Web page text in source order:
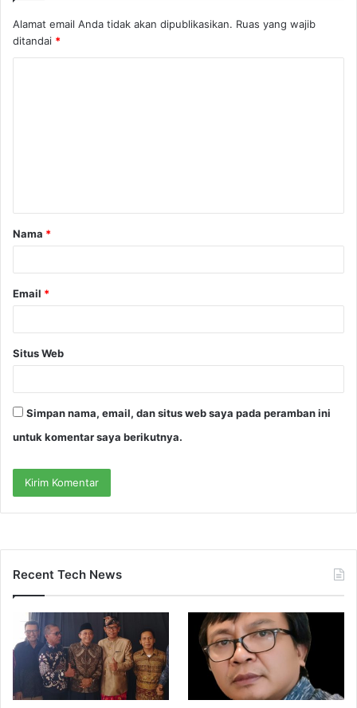
Alamat email Anda tidak akan dipublikasikan. Ruas yang wajib
ditandai *
a
r
Nama *
Email *
Situs Web
Simpan nama, email, dan situs web saya pada peramban ini
untuk komentar saya berikutnya.
Recent Tech News